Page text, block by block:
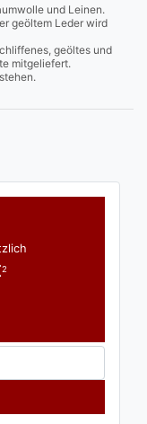
und Leinen.
geöltem Leder wird
geöltes und
mitgeliefert.
2